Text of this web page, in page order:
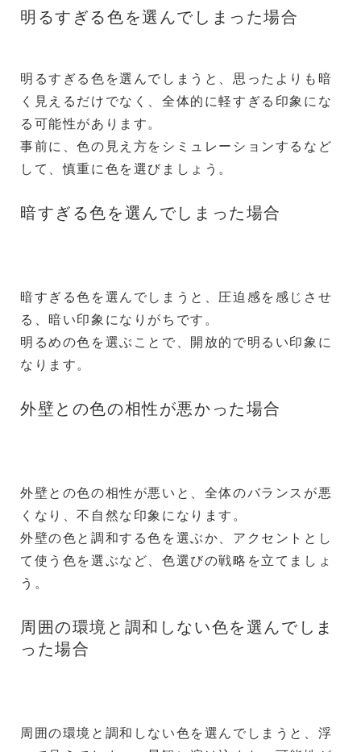
明るすぎる色を選んでしまった場合
明るすぎる色を選んでしまうと、思ったよりも暗
く見えるだけでなく、全体的に軽すぎる印象にな
る可能性があります。
事前に、色の見え方をシミュレーションするなど
して、慎重に色を選びましょう。
暗すぎる色を選んでしまった場合
暗すぎる色を選んでしまうと、圧迫感を感じさせ
る、暗い印象になりがちです。
明るめの色を選ぶことで、開放的で明るい印象に
なります。
外壁との色の相性が悪かった場合
外壁との色の相性が悪いと、全体のバランスが悪
くなり、不自然な印象になります。
外壁の色と調和する色を選ぶか、アクセントとし
て使う色を選ぶなど、色選びの戦略を立てましょ
う。
周囲の環境と調和しない色を選んでしま
った場合
周囲の環境と調和しない色を選んでしまうと、浮